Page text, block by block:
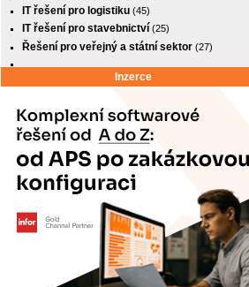
IT řešení pro logistiku (45)
IT řešení pro stavebnictví (25)
Řešení pro veřejný a státní sektor (27)
Inzerce